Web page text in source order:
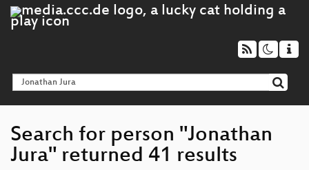
Search for person "Jonathan
Jura" returned 41 results